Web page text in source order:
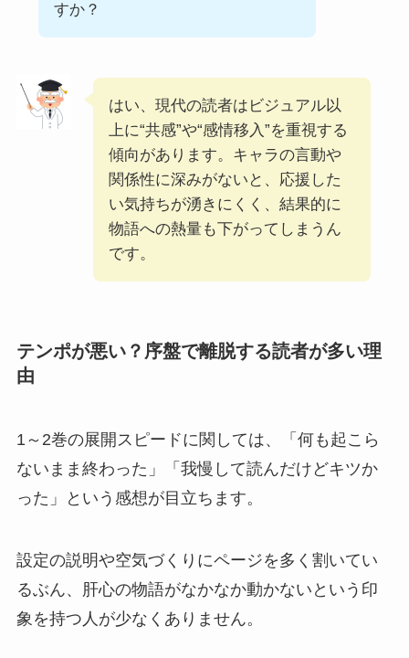
すか？
はい、現代の読者はビジュアル以
上に“共感”や“感情移入”を重視する
傾向があります。キャラの言動や
関係性に深みがないと、応援した
い気持ちが湧きにくく、結果的に
物語への熱量も下がってしまうん
です。
テンポが悪い？序盤で離脱する読者が多い理
由
1～2巻の展開スピードに関しては、「何も起こら
ないまま終わった」「我慢して読んだけどキツか
った」という感想が目立ちます。
設定の説明や空気づくりにページを多く割いてい
るぶん、肝心の物語がなかなか動かないという印
象を持つ人が少なくありません。